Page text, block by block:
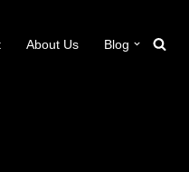
About Us Blog